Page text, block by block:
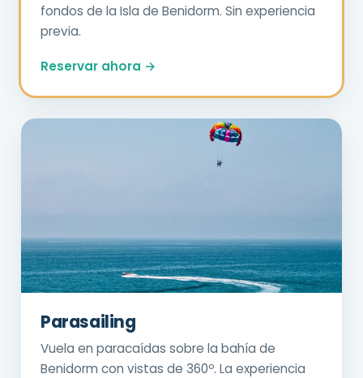
fondos de la Isla de Benidorm. Sin experiencia
previa.
Reservar ahora →
Parasailing
Vuela en paracaídas sobre la bahía de
Benidorm con vistas de 360º. La experiencia